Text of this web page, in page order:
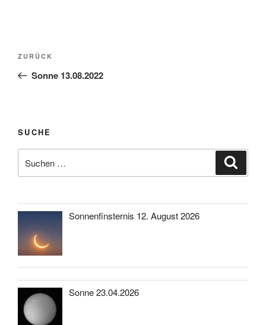
Beitragsnavigation
Vorheriger
Beitrag
ZURÜCK
Sonne 13.08.2022
SUCHE
nach:
Sonnenfinsternis 12. August 2026
Sonne 23.04.2026